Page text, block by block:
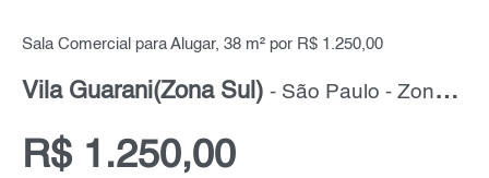
Sala Comercial para Alugar, 38 m² por R$ 1.250,00
Vila Guarani(Zona Sul) - São Paulo - Zona Sul
R$ 1.250,00